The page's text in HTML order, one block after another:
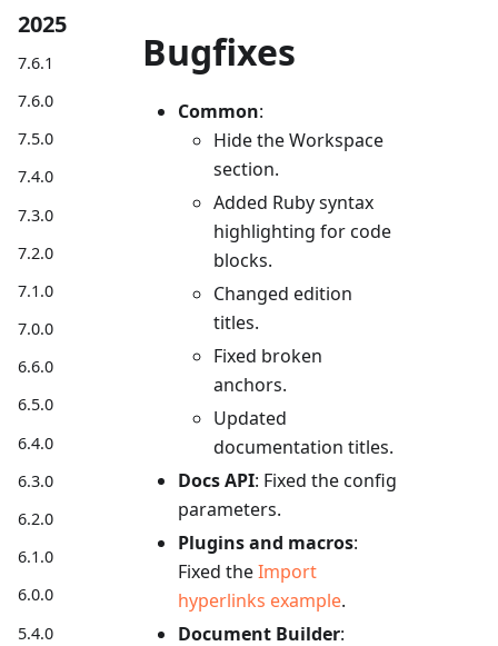
2025
7.6.1
7.6.0
7.5.0
7.4.0
7.3.0
7.2.0
7.1.0
7.0.0
6.6.0
6.5.0
6.4.0
6.3.0
6.2.0
6.1.0
6.0.0
5.4.0
Bugfixes
Common:
Hide the Workspace
section.
Added Ruby syntax
highlighting for code
blocks.
Changed edition
titles.
Fixed broken
anchors.
Updated
documentation titles.
Docs API: Fixed the config
parameters.
Plugins and macros:
Fixed theImport
hyperlinks example.
Document Builder: